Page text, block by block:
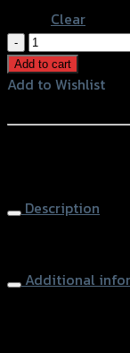
Clear
สปริง
ดึง
สาย
หลัง
quantity
Add to cart
Add to Wishlist
Description
Additional